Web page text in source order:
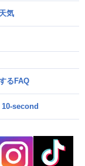
気
るFAQ
second